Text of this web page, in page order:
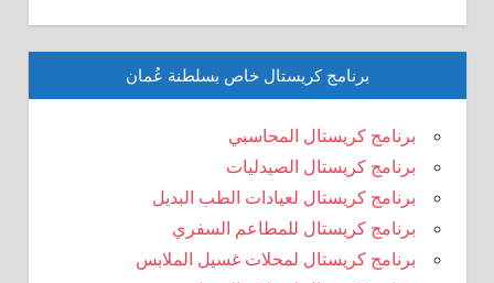
برنامج كريستال خاص بسلطنة عُمان
برنامج كريستال المحاسبي
برنامج كريستال الصيدليات
برنامج كريستال لعيادات الطب البديل
برنامج كريستال للمطاعم السفري
برنامج كريستال لمحلات غسيل الملابس